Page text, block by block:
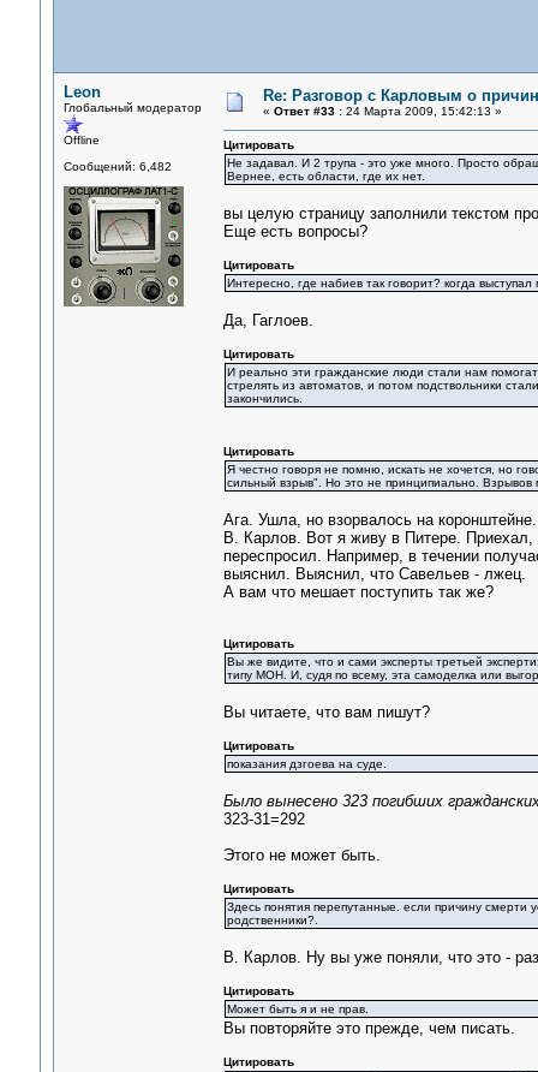
Leon
Глобальный модератор
Offline
Сообщений: 6,482
Re: Разговор с Карловым о
« Ответ #33 :24 Марта 2009, 15:42:13 »
Цитировать
Не задавал. И 2 трупа - это уже много. Просто
Вернее, есть области, где их нет.
вы целую страницу заполнили текстом
Еще есть вопросы?
Цитировать
Интересно, где набиев так говорит? когда
Да, Гаглоев.
Цитировать
И реально эти гражданские люди стали нам
стрелять из автоматов, и потом подствольники
закончились.
Цитировать
Я честно говоря не помню, искать не хочется, но
сильный взрыв". Но это не принципиально.
Ага. Ушла, но взорвалось на
В. Карлов. Вот я живу в Питере.
переспросил. Например, в течении
выяснил. Выяснил, что Савельев - лжец.
А вам что мешает поступить так же?
Цитировать
Вы же видите, что и сами эксперты третьей
типу МОН. И, судя по всему, эта самоделка или
Вы читаете, что вам пишут?
Цитировать
показания дзгоева на суде.
Было вынесено 323 погибших
323-31=292
Этого не может быть.
Цитировать
Здесь понятия перепутанные. если причину смерти
родственники?.
В. Карлов. Ну вы уже поняли, что это -
Цитировать
Может быть я и не прав.
Вы повторяйте это прежде, чем писать.
Цитировать